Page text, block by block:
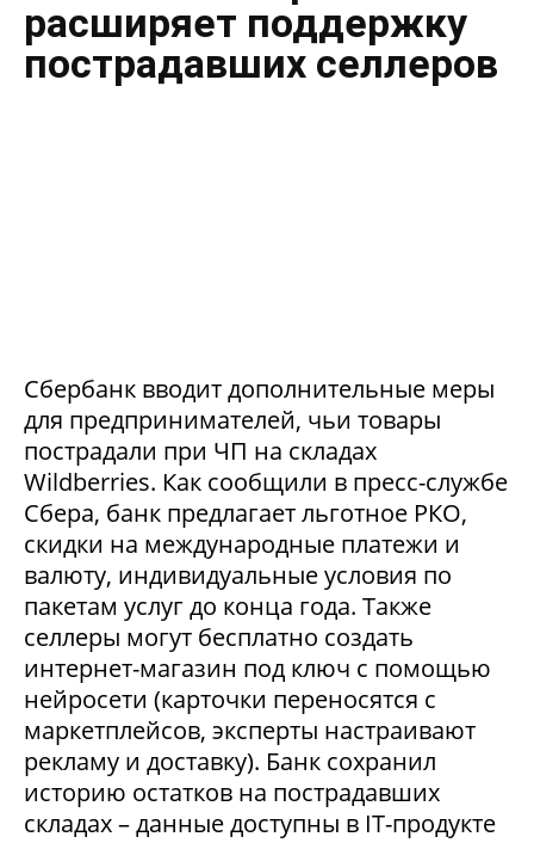
расширяет поддержку
пострадавших селлеров
Сбербанк вводит дополнительные меры
для предпринимателей, чьи товары
пострадали при ЧП на складах
Wildberries. Как сообщили в пресс-службе
Сбера, банк предлагает льготное РКО,
скидки на международные платежи и
валюту, индивидуальные условия по
пакетам услуг до конца года. Также
селлеры могут бесплатно создать
интернет-магазин под ключ с помощью
нейросети (карточки переносятся с
маркетплейсов, эксперты настраивают
рекламу и доставку). Банк сохранил
историю остатков на пострадавших
складах – данные доступны в IT-продукте